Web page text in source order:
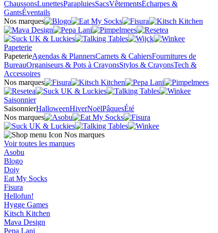
ChaussonsLunettesParapluiesSacsVêtementsÉcharpes &
GantsÉventails
Nos marques
Papeterie
PapeterieAgendas & PlannersCarnets & CahiersFournitures de
BureauOrganiseurs & Pots à CrayonsStylos & CrayonsTech &
Accessoires
Nos marques
Saisonnier
SaisonnierHalloweenHiverNoëlPâquesÉté
Nos marques
Nos marques
Voir toutes les marques
Asobu
Blogo
Doiy
Eat My Socks
Fisura
Hellofun!
Hygge Games
Kitsch Kitchen
Mava Design
Pepa Lani